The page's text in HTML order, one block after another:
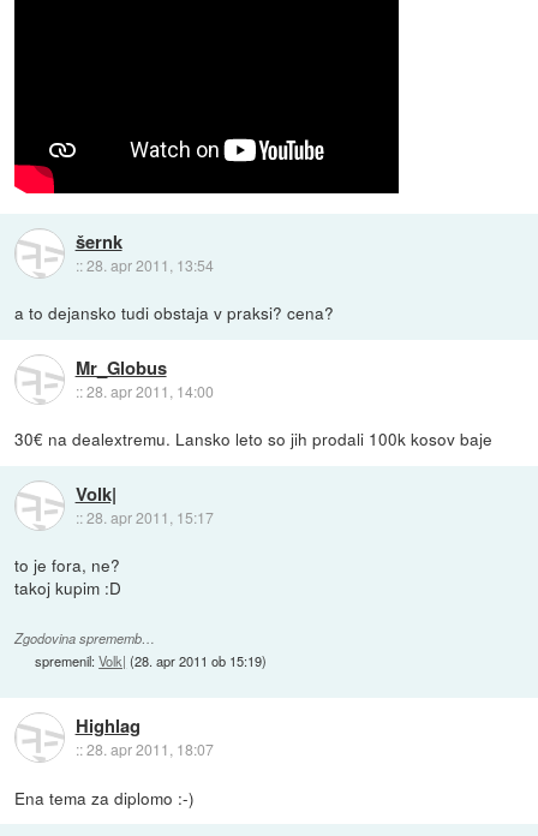
šernk
::28. apr 2011, 13:54
a to dejansko tudi obstaja v praksi? cena?
Mr_Globus
::28. apr 2011, 14:00
30€ na dealextremu. Lansko leto so jih prodali 100k kosov baje
Volk|
::28. apr 2011, 15:17
to je fora, ne?
takoj kupim :D
Zgodovina sprememb…
spremenil:Volk| (28. apr 2011 ob 15:19)
Highlag
::28. apr 2011, 18:07
Ena tema za diplomo :-)